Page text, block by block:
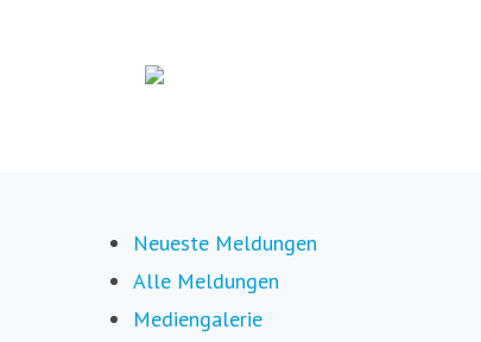
Neueste Meldungen
Alle Meldungen
Mediengalerie